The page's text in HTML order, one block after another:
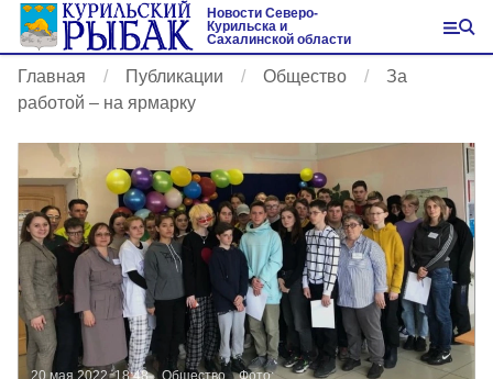
Новости Северо-
Курильска и
Сахалинской области
Главная Публикации Общество
За
работой – на ярмарку
20 мая 2022, 18:48 Общество Фото: